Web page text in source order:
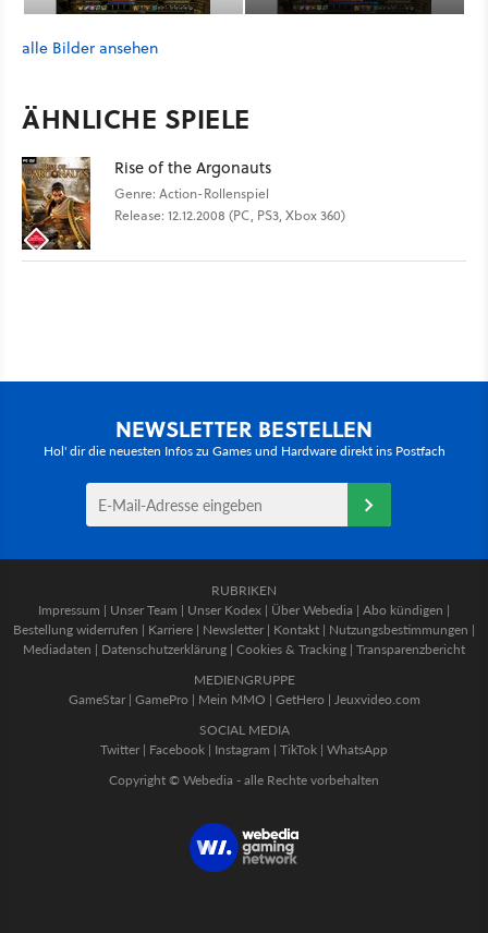
alle Bilder ansehen
ÄHNLICHE SPIELE
Rise of the Argonauts
Genre: Action-Rollenspiel
Release: 12.12.2008 (PC, PS3, Xbox 360)
NEWSLETTER BESTELLEN
Hol' dir die neuesten Infos zu Games und Hardware direkt ins Postfach
RUBRIKEN
Impressum | Unser Team | Unser Kodex | Über Webedia | Abo kündigen |
Bestellung widerrufen | Karriere | Newsletter | Kontakt | Nutzungsbestimmungen |
Mediadaten | Datenschutzerklärung | Cookies & Tracking | Transparenzbericht
MEDIENGRUPPE
GameStar| GamePro | Mein MMO | GetHero | Jeuxvideo.com
SOCIAL MEDIA
Twitter | Facebook | Instagram | TikTok | WhatsApp
Copyright © Webedia - alle Rechte vorbehalten